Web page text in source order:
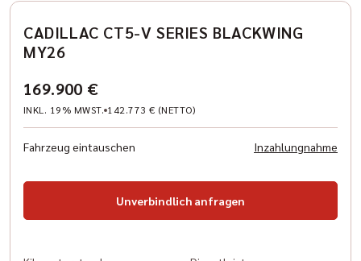
CADILLAC CT5-V SERIES BLACKWING
MY26
169.900 €
INKL. 19% MWST. 142.773 € (NETTO)
Fahrzeug eintauschen Inzahlungnahme
Unverbindlich anfragen